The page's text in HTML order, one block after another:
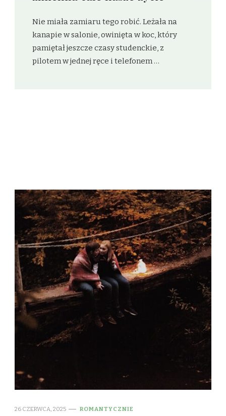
On stworzył profil w przypływie rozpaczy,
która nie była głośna, ale uporczywa, jak
szum lodówki w pustym mieszkaniu. Marek,
czterdzieści osiem lat, inżynier po
niewesołym …
26 CZERWCA, 2025 ROMANTYCZNIE